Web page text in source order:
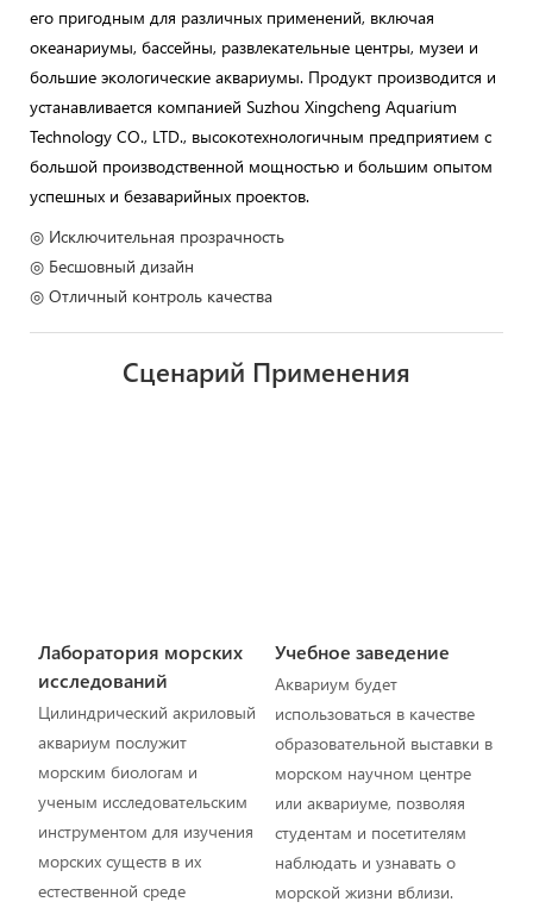
его пригодным для различных применений, включая
океанариумы, бассейны, развлекательные центры, музеи и
большие экологические аквариумы. Продукт производится и
устанавливается компанией Suzhou Xingcheng Aquarium
Technology CO., LTD., высокотехнологичным предприятием с
большой производственной мощностью и большим опытом
успешных и безаварийных проектов.
◎ Исключительная прозрачность
◎ Бесшовный дизайн
◎ Отличный контроль качества
Сценарий Применения
Лаборатория морских
исследований
Цилиндрический акриловый
аквариум послужит
морским биологам и
ученым исследовательским
инструментом для изучения
морских существ в их
естественной среде
Учебное заведение
Аквариум будет
использоваться в качестве
образовательной выставки в
морском научном центре
или аквариуме, позволяя
студентам и посетителям
наблюдать и узнавать о
морской жизни вблизи.